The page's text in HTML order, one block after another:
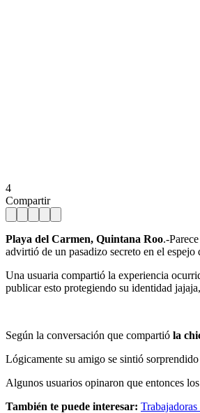
4
Compartir
Playa del Carmen, Quintana Roo.-
advirtió de un pasadizo secreto en el
Una usuaria compartió la experiencia
publicar esto protegiendo su identidad
Según la conversación que compartió la
Lógicamente su amigo se sintió
Algunos usuarios opinaron que entonces
También te puede interesar: